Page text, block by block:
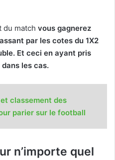
du match vous gagnerez
par les cotes du 1X2
Et ceci en ayant pris
les cas.
classement des
parier sur le football
n’importe quel